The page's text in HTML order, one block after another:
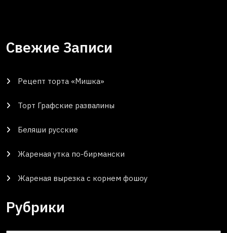
Свежие Записи
Рецепт торта «Мишка»
Торт Графские развалины
Беляши русские
Жареная утка по-бирмански
Жареная вырезка с корнем фошоу
Рубрики